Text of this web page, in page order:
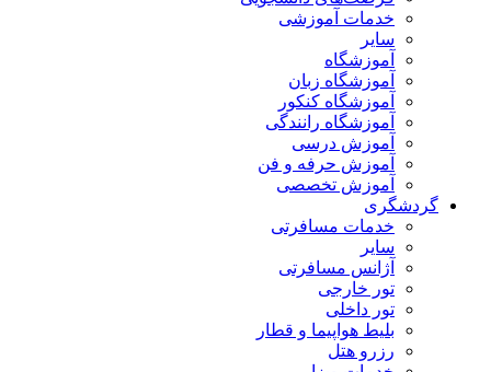
خدمات آموزشی
سایر
آموزشگاه
آموزشگاه زبان
آموزشگاه کنکور
آموزشگاه رانندگی
آموزش درسی
آموزش حرفه و فن
آموزش تخصصی
گردشگری
خدمات مسافرتی
سایر
آژانس مسافرتی
تور خارجی
تور داخلی
بلیط هواپیما و قطار
رزرو هتل